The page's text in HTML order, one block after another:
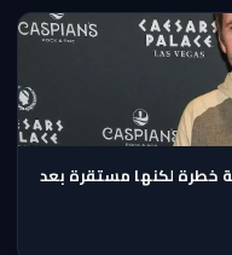
خطرة لكنها مستقرة بعد